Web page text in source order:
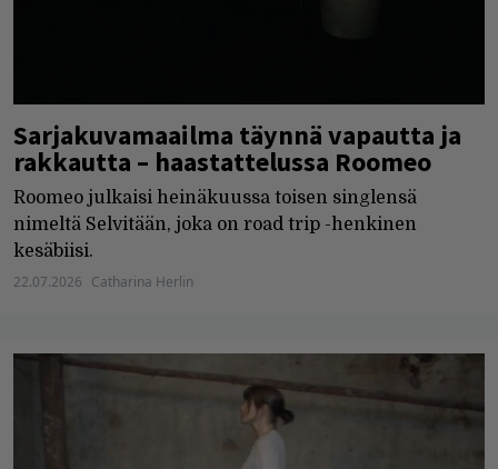
Sarjakuvamaailma täynnä vapautta ja
rakkautta – haastattelussa Roomeo
Roomeo julkaisi heinäkuussa toisen singlensä
nimeltä Selvitään, joka on road trip -henkinen
kesäbiisi.
22.07.2026 Catharina Herlin